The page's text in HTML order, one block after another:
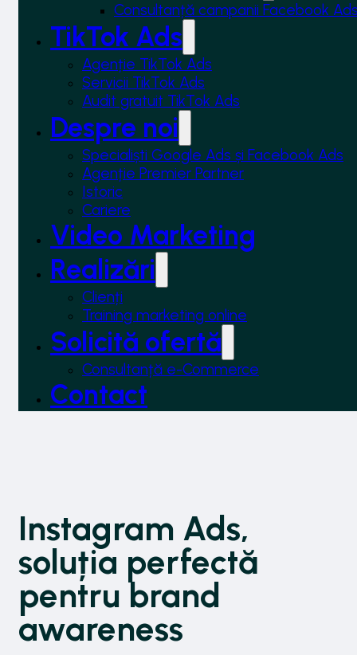
Consultanță campanii Facebook
TikTok Ads
Agenție TikTok Ads
Servicii TikTok Ads
Audit gratuit TikTok Ads
Despre noi
Specialiști Google Ads și Facebook Ads
Agenție Premier Partner
Istoric
Cariere
Video Marketing
Realizări
Clienți
Training marketing online
Solicită ofertă
Consultanță e-Commerce
Contact
Instagram Ads,
soluția perfectă
pentru brand
awareness